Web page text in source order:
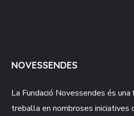
NOVESSENDES
La Fundació Novessendes és una
treballa en nombroses iniciatives